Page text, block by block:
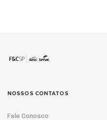
NOSSOS CONTATOS
Fale Conosco